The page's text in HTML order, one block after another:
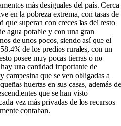
más desiguales del país. Cerca
en la pobreza extrema, con tasas de
superan con creces las del resto
agua potable y con una gran
de unos pocos, siendo así que el
de los predios rurales, con un
posee muy pocas tierras o no
una cantidad importante de
campesina que se ven obligadas a
huertas en sus casas, además de
que se han visto
vez más privadas de los recursos
contaban.